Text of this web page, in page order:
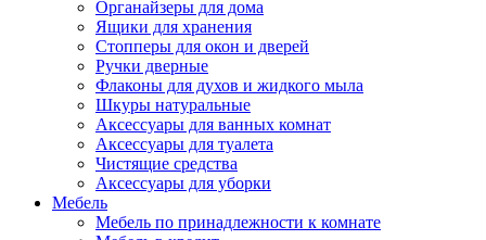
Органайзеры для дома
Ящики для хранения
Стопперы для окон и дверей
Ручки дверные
Флаконы для духов и жидкого мыла
Шкуры натуральные
Аксессуары для ванных комнат
Аксессуары для туалета
Чистящие средства
Аксессуары для уборки
Мебель
Мебель по принадлежности к комнате